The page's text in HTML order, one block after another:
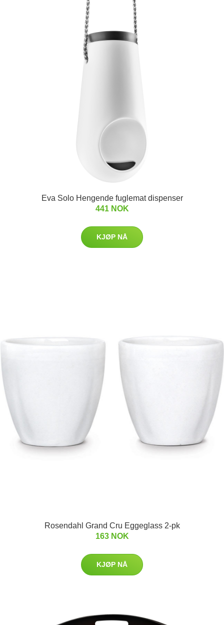
Eva Solo Hengende fuglemat dispenser
441 NOK
KJØP NÅ
Rosendahl Grand Cru Eggeglass 2-pk
163 NOK
KJØP NÅ